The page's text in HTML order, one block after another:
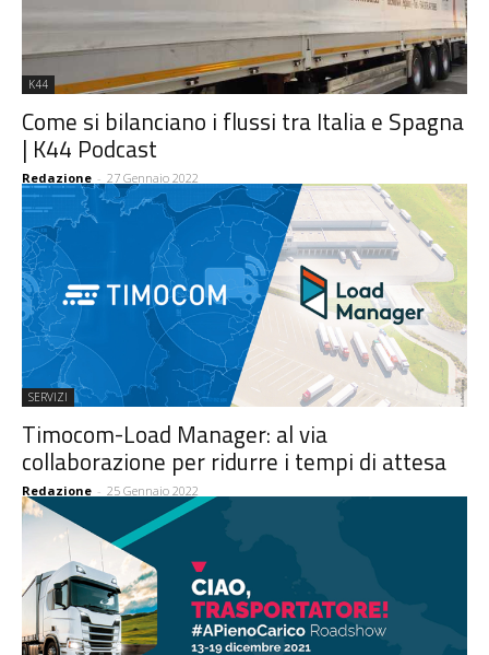
K44
Come si bilanciano i flussi tra Italia e Spagna
| K44 Podcast
Redazione - 27 Gennaio 2022
SERVIZI
Timocom-Load Manager: al via
collaborazione per ridurre i tempi di attesa
Redazione - 25 Gennaio 2022